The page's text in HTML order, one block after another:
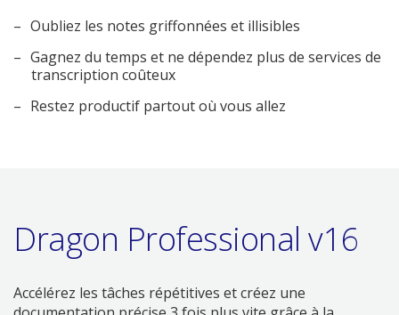
Oubliez les notes griffonnées et illisibles
Gagnez du temps et ne dépendez plus de services de
transcription coûteux
Restez productif partout où vous allez
Dragon Professional v16
Accélérez les tâches répétitives et créez une